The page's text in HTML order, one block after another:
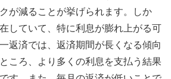
が減ることが挙げられます。しか
していて、特に利息が膨れ上がる可
返済では、返済期間が長くなる傾向
ころ、より多くの利息を支払う結果